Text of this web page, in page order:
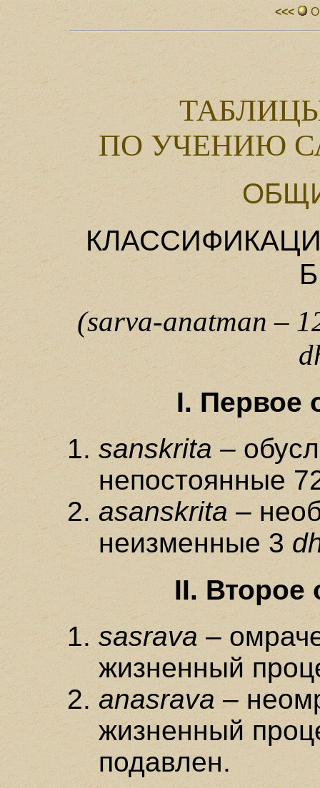
<<<
ПО УЧЕНИЮ
(sarva-anatman –
I. Первое
sanskrita–
непостоянные
asanskrita –
неизменные 3
II. Второе
sasrava–
жизненный
anasrava–
жизненный
подавлен.